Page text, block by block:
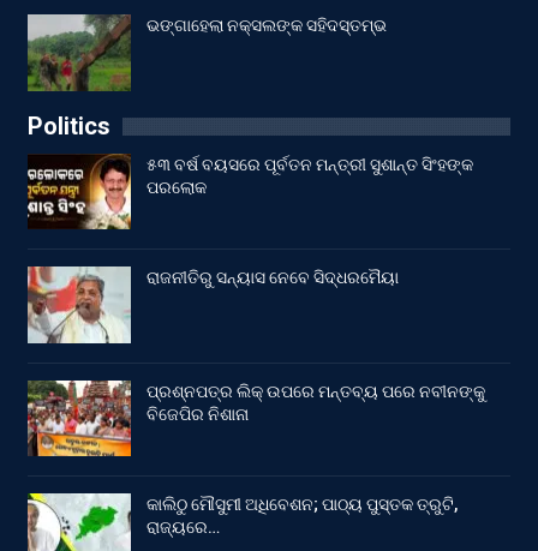
ଭଙ୍ଗାହେଲା ନକ୍ସଲଙ୍କ ସହିଦସ୍ତମ୍ଭ
Politics
୫୩ ବର୍ଷ ବୟସରେ ପୂର୍ବତନ ମନ୍ତ୍ରୀ ସୁଶାନ୍ତ ସିଂହଙ୍କ
ପରଲୋକ
ରାଜନୀତିରୁ ସନ୍ୟାସ ନେବେ ସିଦ୍ଧରମୈୟା
ପ୍ରଶ୍ନପତ୍ର ଲିକ୍ ଉପରେ ମନ୍ତବ୍ୟ ପରେ ନବୀନଙ୍କୁ
ବିଜେପିର ନିଶାନା
କାଲିଠୁ ମୌସୁମୀ ଅଧିବେଶନ; ପାଠ୍ୟ ପୁସ୍ତକ ତ୍ରୁଟି,
ରାଜ୍ୟରେ…